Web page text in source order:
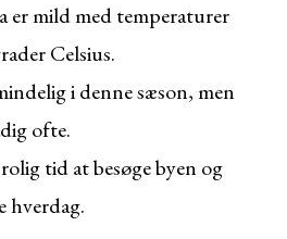
er mild med temperaturer
Celsius.
i denne sæson, men
ofte.
tid at besøge byen og
hverdag.